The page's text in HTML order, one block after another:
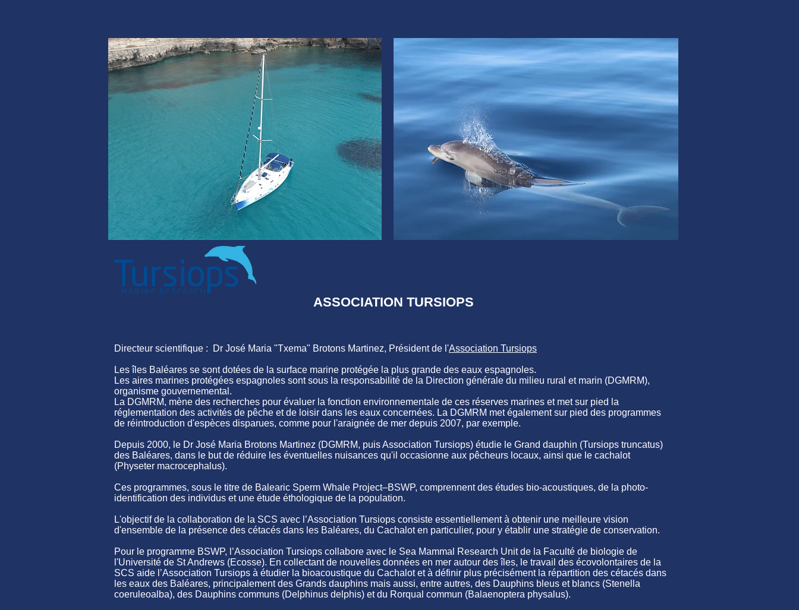
ASSOCIATION TURSIOPS
Directeur scientifique : Dr José Maria "Txema" Brotons Martinez, Président de l'Association Tursiops
Les îles Baléares se sont dotées de la surface marine protégée la plus grande des eaux espagnoles.
Les aires marines protégées espagnoles sont sous la responsabilité de la Direction générale du milieu rural et marin (DGMRM),
organisme gouvernemental.
La DGMRM, mène des recherches pour évaluer la fonction environnementale de ces réserves marines et met sur pied la
réglementation des activités de pêche et de loisir dans les eaux concernées. La DGMRM met également sur pied des programmes
de réintroduction d'espèces disparues, comme pour l'araignée de mer depuis 2007, par exemple.
Depuis 2000, le Dr José Maria Brotons Martinez (DGMRM, puis Association Tursiops) étudie le Grand dauphin (Tursiops truncatus)
des Baléares, dans le but de réduire les éventuelles nuisances qu'il occasionne aux pêcheurs locaux, ainsi que le cachalot
(Physeter macrocephalus).
Ces programmes, sous le titre de Balearic Sperm Whale Project–BSWP, comprennent des études bio-acoustiques, de la photo-
identification des individus et une étude éthologique de la population.
L'objectif de la collaboration de la SCS avec l’Association Tursiops consiste essentiellement à obtenir une meilleure vision
d'ensemble de la présence des cétacés dans les Baléares, du Cachalot en particulier, pour y établir une stratégie de conservation.
Pour le programme BSWP, l’Association Tursiops collabore avec le Sea Mammal Research Unit de la Faculté de biologie de
l'Université de St Andrews (Ecosse). En collectant de nouvelles données en mer autour des îles, le travail des écovolontaires de la
SCS aide l’Association Tursiops à étudier la bioacoustique du Cachalot et à définir plus précisément la répartition des cétacés dans
les eaux des Baléares, principalement des Grands dauphins mais aussi, entre autres, des Dauphins bleus et blancs (Stenella
coeruleoalba), des Dauphins communs (Delphinus delphis) et du Rorqual commun (Balaenoptera physalus).